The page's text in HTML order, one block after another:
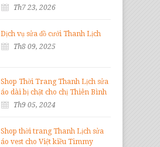
Th7 23, 2026
Dịch vụ sửa đồ cưới Thanh Lịch
Th8 09, 2025
Shop Thời Trang Thanh Lịch sửa
áo dài bị chật cho chị Thiên Bình
Th9 05, 2024
Shop thời trang Thanh Lịch sửa
áo vest cho Việt kiều Timmy